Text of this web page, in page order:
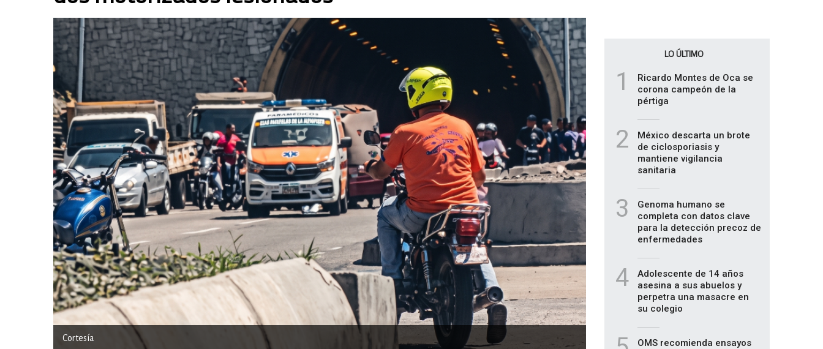
Cortesía
LO ÚLTIMO
1
Ricardo Montes de Oca se
corona campeón de la
pértiga
2
México descarta un brote
de ciclosporiasis y
mantiene vigilancia
sanitaria
3
Genoma humano se
completa con datos clave
para la detección precoz de
enfermedades
4
Adolescente de 14 años
asesina a sus abuelos y
perpetra una masacre en
su colegio
OMS recomienda ensayos